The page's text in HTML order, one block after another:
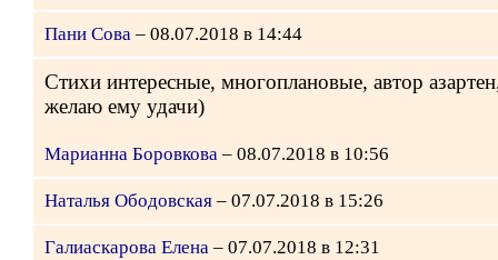
Пани Сова – 08.07.2018 в 14:44
Стихи интересные, многоплановые, автор
желаю ему удачи)
Марианна Боровкова – 08.07.2018 в 10:56
Наталья Ободовская – 07.07.2018 в 15:26
Галиаскарова Елена – 07.07.2018 в 12:31